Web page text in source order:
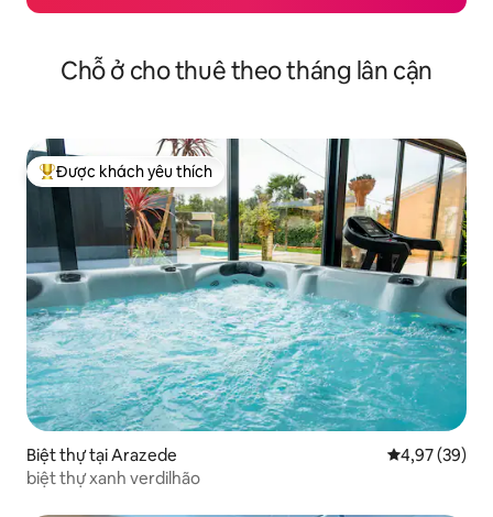
Chỗ ở cho thuê theo tháng lân cận
Được khách yêu thích nhất
Được khách yêu thích
Biệt thự tại Arazede Xếp hạng
4,97 (39)
biệt thự xanh verdilhão